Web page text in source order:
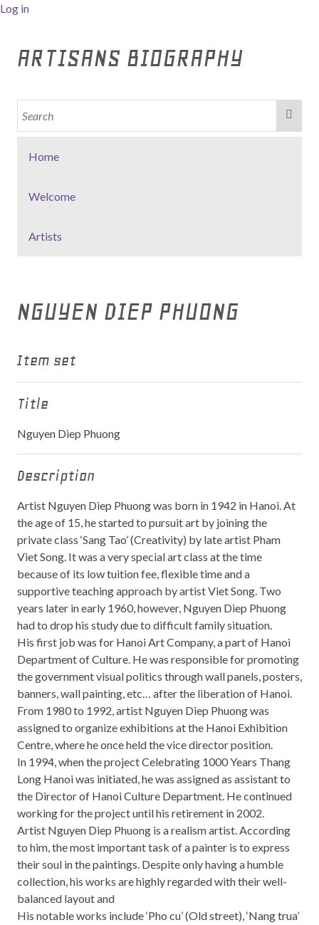
Log in
ARTISANS BIOGRAPHY
Home
Welcome
Artists
NGUYEN DIEP PHUONG
Item set
Title
Nguyen Diep Phuong
Description
Artist Nguyen Diep Phuong was born in 1942 in Hanoi. At
the age of 15, he started to pursuit art by joining the
private class ‘Sang Tao’ (Creativity) by late artist Pham
Viet Song. It was a very special art class at the time
because of its low tuition fee, flexible time and a
supportive teaching approach by artist Viet Song. Two
years later in early 1960, however, Nguyen Diep Phuong
had to drop his study due to difficult family situation.
His first job was for Hanoi Art Company, a part of Hanoi
Department of Culture. He was responsible for promoting
the government visual politics through wall panels, posters,
banners, wall painting, etc… after the liberation of Hanoi.
From 1980 to 1992, artist Nguyen Diep Phuong was
assigned to organize exhibitions at the Hanoi Exhibition
Centre, where he once held the vice director position.
In 1994, when the project Celebrating 1000 Years Thang
Long Hanoi was initiated, he was assigned as assistant to
the Director of Hanoi Culture Department. He continued
working for the project until his retirement in 2002.
Artist Nguyen Diep Phuong is a realism artist. According
to him, the most important task of a painter is to express
their soul in the paintings. Despite only having a humble
collection, his works are highly regarded with their well-
balanced layout and
His notable works include ‘Pho cu’ (Old street), ‘Nang trua’